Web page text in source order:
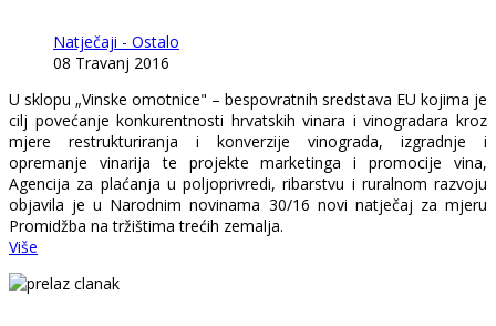
Natječaji - Ostalo
08 Travanj 2016
U sklopu „Vinske omotnice" – bespovratnih sredstava EU kojima je
cilj povećanje konkurentnosti hrvatskih vinara i vinogradara kroz
mjere restrukturiranja i konverzije vinograda, izgradnje i
opremanje vinarija te projekte marketinga i promocije vina,
Agencija za plaćanja u poljoprivredi, ribarstvu i ruralnom razvoju
objavila je u Narodnim novinama 30/16 novi natječaj za mjeru
Promidžba na tržištima trećih zemalja.
Više